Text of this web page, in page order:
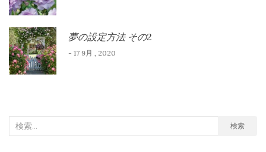
夢の設定方法 その2
- 17 9月 , 2020
検
検索